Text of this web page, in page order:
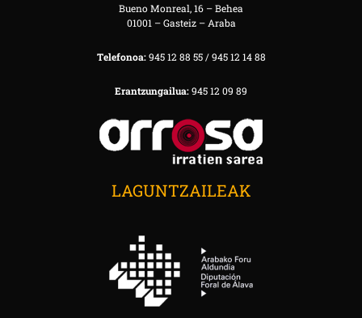
Bueno Monreal, 16 – Behea
01001 – Gasteiz – Araba
Telefonoa:945 12 88 55 / 945 12 14 88
Erantzungailua:945 12 09 89
LAGUNTZAILEAK